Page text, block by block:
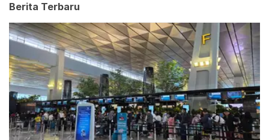
Berita Terbaru